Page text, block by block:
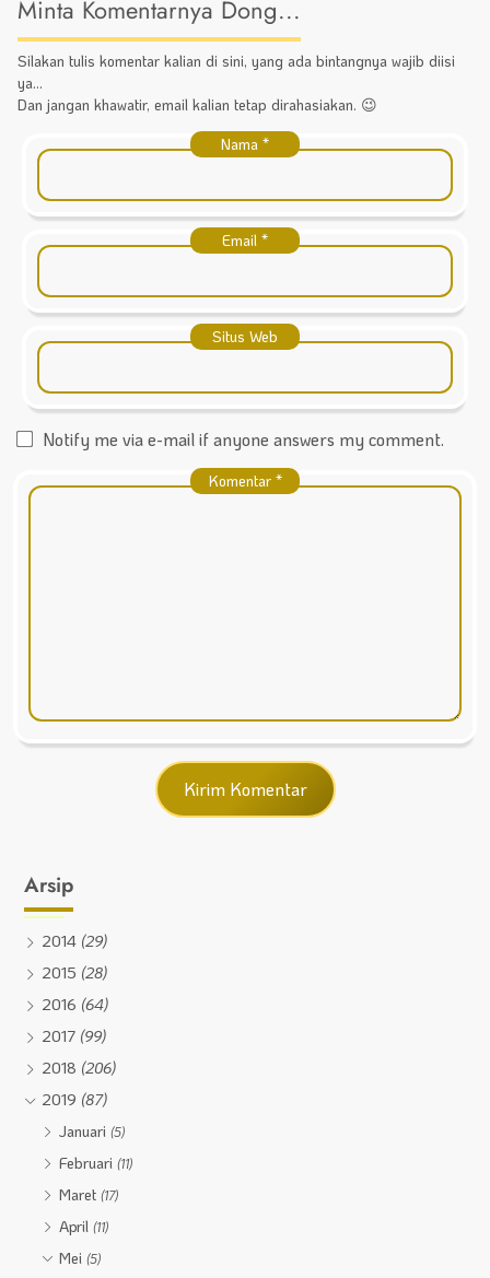
Minta Komentarnya Dong...
Silakan tulis komentar kalian di sini, yang ada bintangnya wajib diisi
ya...
Dan jangan khawatir, email kalian tetap dirahasiakan. 😉
Nama *
Email *
Situs Web
Notify me via e-mail if anyone answers my comment.
Komentar *
Arsip
2014 (29)
2015 (28)
2016 (64)
2017 (99)
2018 (206)
2019 (87)
Januari(5)
Februari(11)
Maret(17)
April(11)
Mei(5)